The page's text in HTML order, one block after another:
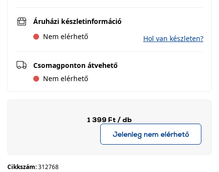
Áruházi készletinformáció
Nem elérhető
Hol van készleten?
Csomagponton átvehető
Nem elérhető
1 399 Ft / db
Jelenleg nem elérhető
Cikkszám:312768